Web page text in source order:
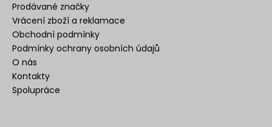
Prodávané značky
Vrácení zboží a reklamace
Obchodní podmínky
Podmínky ochrany osobních údajů
O nás
Kontakty
Spolupráce